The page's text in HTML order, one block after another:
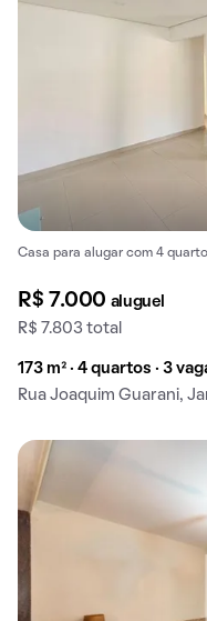
Casa para alugar com 4
R$ 7.000 aluguel
R$ 7.803 total
173 m² · 4 quartos · 3
Rua Joaquim Guarani,